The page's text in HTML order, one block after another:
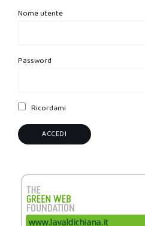
Nome utente
Password
Ricordami